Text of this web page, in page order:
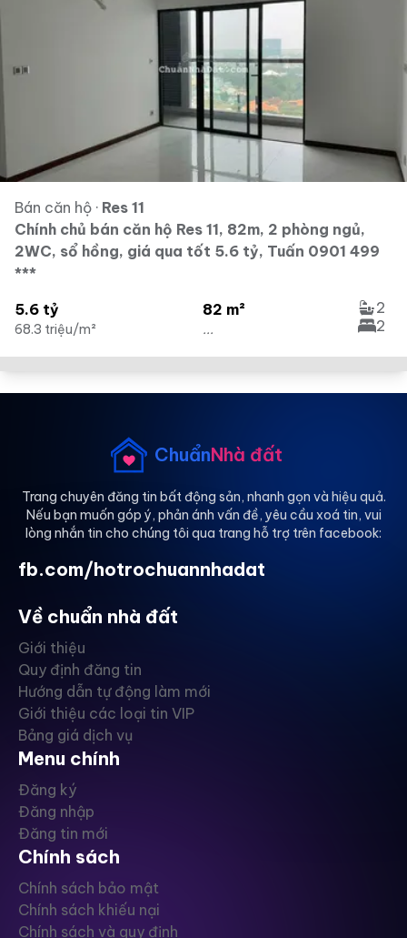
Bán căn hộ · Res 11
Chính chủ bán căn hộ Res 11, 82m, 2 phòng ngủ,
2WC, sổ hồng, giá qua tốt 5.6 tỷ, Tuấn 0901 499
***
5.6 tỷ
68.3 triệu/m²
82 m²
...
2
2
ChuẩnNhà đất
Trang chuyên đăng tin bất động sản, nhanh gọn và hiệu quả.
Nếu bạn muốn góp ý, phản ánh vấn đề, yêu cầu xoá tin, vui
lòng nhắn tin cho chúng tôi qua trang hỗ trợ trên facebook:
fb.com/hotrochuannhadat
Về chuẩn nhà đất
Giới thiệu
Quy định đăng tin
Hướng dẫn tự động làm mới
Giới thiệu các loại tin VIP
Bảng giá dịch vụ
Menu chính
Đăng ký
Đăng nhập
Đăng tin mới
Chính sách
Chính sách bảo mật
Chính sách khiếu nại
Chính sách và quy định